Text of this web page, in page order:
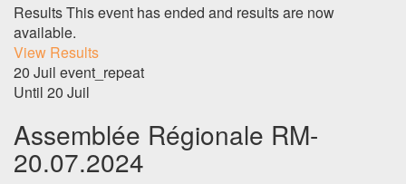
ResultsThis event has ended and results are now
available.
View Results
20 Juil event_repeat
Until 20 Juil
Assemblée Régionale RM-
20.07.2024